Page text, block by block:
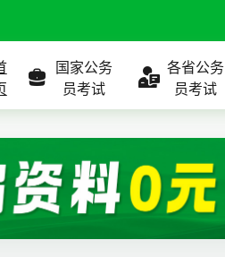
国家公务
员考试
告
表
公务员课程
各省公务
员考试
考试公告
职位表
全国
北京
考试公告
职位表